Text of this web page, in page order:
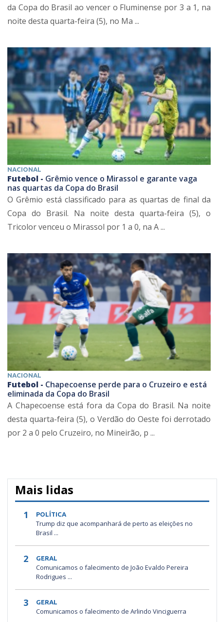
da Copa do Brasil ao vencer o Fluminense por 3 a 1, na
noite desta quarta-feira (5), no Ma ...
NACIONAL
Futebol - Grêmio vence o Mirassol e garante vaga
nas quartas da Copa do Brasil
O Grêmio está classificado para as quartas de final da
Copa do Brasil. Na noite desta quarta-feira (5), o
Tricolor venceu o Mirassol por 1 a 0, na A ...
NACIONAL
Futebol - Chapecoense perde para o Cruzeiro e está
eliminada da Copa do Brasil
A Chapecoense está fora da Copa do Brasil. Na noite
desta quarta-feira (5), o Verdão do Oeste foi derrotado
por 2 a 0 pelo Cruzeiro, no Mineirão, p ...
Mais lidas
1 POLÍTICA
Trump diz que acompanhará de perto as eleições no
Brasil ...
2 GERAL
Comunicamos o falecimento de João Evaldo Pereira
Rodrigues ...
3 GERAL
Comunicamos o falecimento de Arlindo Vinciguerra